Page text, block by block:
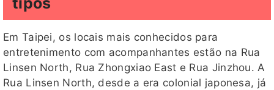
Em Taipei, os locais mais conhecidos para
entretenimento com acompanhantes estão na Rua
Linsen North, Rua Zhongxiao East e Rua Jinzhou. A
Rua Linsen North, desde a era colonial japonesa, já